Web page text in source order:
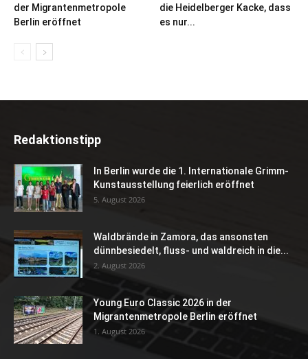
der Migrantenmetropole
Berlin eröffnet
die Heidelberger Kacke, dass
es nur...
Redaktionstipp
In Berlin wurde die 1. Internationale Grimm-
Kunstausstellung feierlich eröffnet
5. August 2026
Waldbrände in Zamora, das ansonsten
dünnbesiedelt, fluss- und waldreich in die...
2. August 2026
Young Euro Classic 2026 in der
Migrantenmetropole Berlin eröffnet
1. August 2026